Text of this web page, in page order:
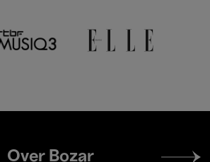
Footer
Over Bozar